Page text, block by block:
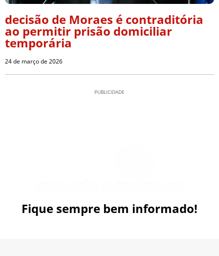
decisão de Moraes é contraditória
ao permitir prisão domiciliar
temporária
24 de março de 2026
PUBLICIDADE
Fique sempre bem informado!